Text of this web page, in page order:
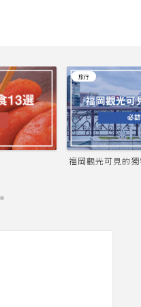
旅行
福岡觀光可見的獨特事物：必訪景點